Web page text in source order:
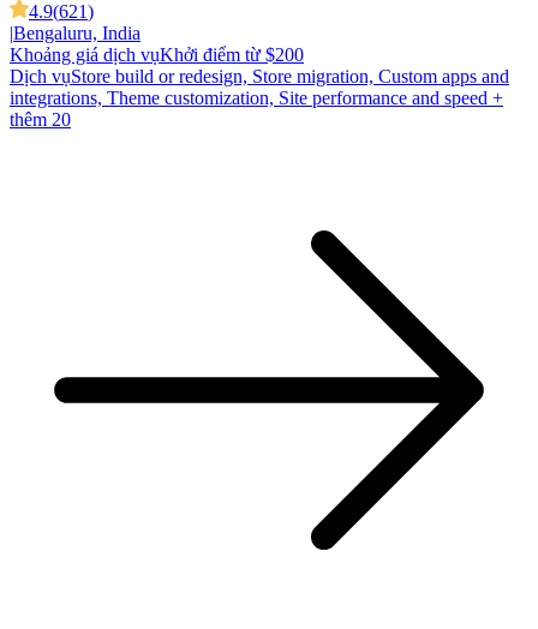
4.9(621)
|Bengaluru, India
Khoảng giá dịch vụKhởi điểm từ $200
Dịch vụStore build or redesign, Store migration, Custom apps and
integrations, Theme customization, Site performance and speed +
thêm 20